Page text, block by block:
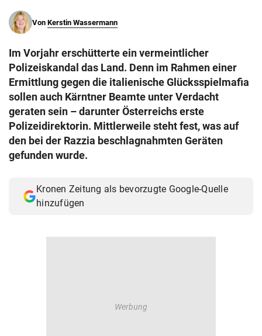
search
eingeben
Muthgasse 2, 1190 Wien
Von Kerstin Wassermann
Im Vorjahr erschütterte ein vermeintlicher
Polizeiskandal das Land. Denn im Rahmen einer
Ermittlung gegen die italienische Glücksspielmafia
sollen auch Kärntner Beamte unter Verdacht
geraten sein – darunter Österreichs erste
Polizeidirektorin. Mittlerweile steht fest, was auf
den bei der Razzia beschlagnahmten Geräten
gefunden wurde.
Kronen Zeitung als bevorzugte Google-Quelle
hinzufügen